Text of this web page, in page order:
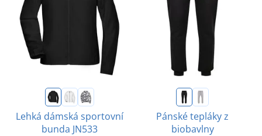
Lehká dámská sportovní
bunda JN533
Pánské tepláky z
biobavlny